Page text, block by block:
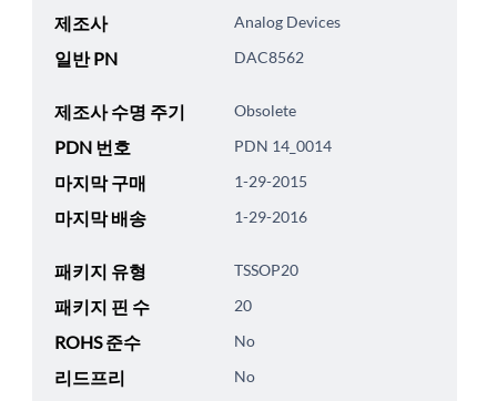
제조사 Analog Devices
일반 PN DAC8562
제조사 수명 주기 Obsolete
PDN 번호 PDN 14_0014
마지막 구매 1-29-2015
마지막 배송 1-29-2016
패키지 유형 TSSOP20
패키지 핀 수 20
ROHS 준수 No
리드프리 No